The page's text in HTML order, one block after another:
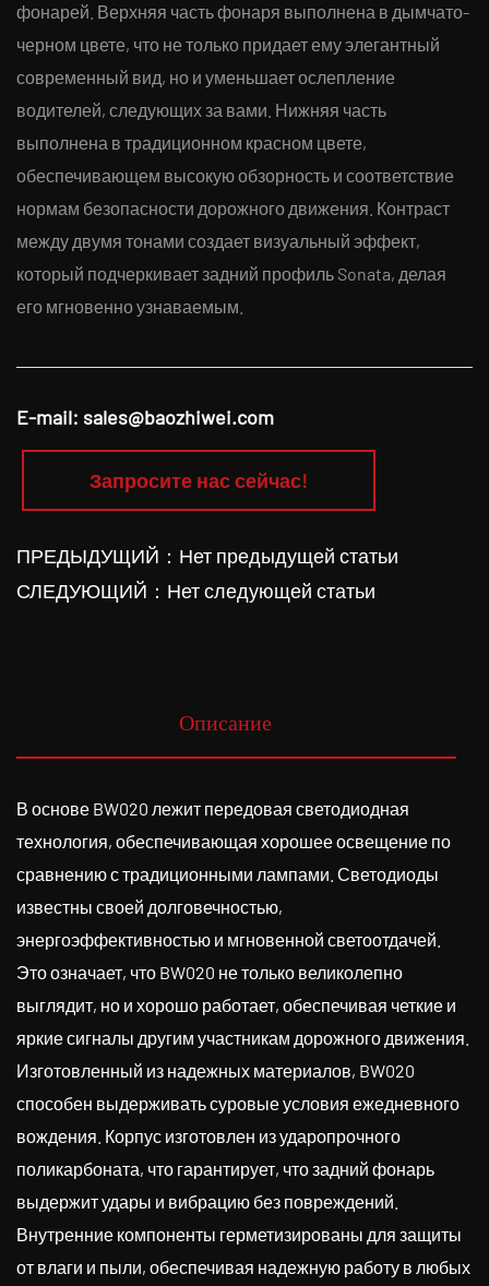
фонарей. Верхняя часть фонаря выполнена в дымчато-
черном цвете, что не только придает ему элегантный
современный вид, но и уменьшает ослепление
водителей, следующих за вами. Нижняя часть
выполнена в традиционном красном цвете,
обеспечивающем высокую обзорность и соответствие
нормам безопасности дорожного движения. Контраст
между двумя тонами создает визуальный эффект,
который подчеркивает задний профиль Sonata, делая
его мгновенно узнаваемым.
E-mail: sales@baozhiwei.com
Запросите нас сейчас!
ПРЕДЫДУЩИЙ：Нет предыдущей статьи
СЛЕДУЮЩИЙ：Нет следующей статьи
Описание
В основе BW020 лежит передовая светодиодная
технология, обеспечивающая хорошее освещение по
сравнению с традиционными лампами. Светодиоды
известны своей долговечностью,
энергоэффективностью и мгновенной светоотдачей.
Это означает, что BW020 не только великолепно
выглядит, но и хорошо работает, обеспечивая четкие и
яркие сигналы другим участникам дорожного движения.
Изготовленный из надежных материалов, BW020
способен выдерживать суровые условия ежедневного
вождения. Корпус изготовлен из ударопрочного
поликарбоната, что гарантирует, что задний фонарь
выдержит удары и вибрацию без повреждений.
Внутренние компоненты герметизированы для защиты
от влаги и пыли, обеспечивая надежную работу в любых